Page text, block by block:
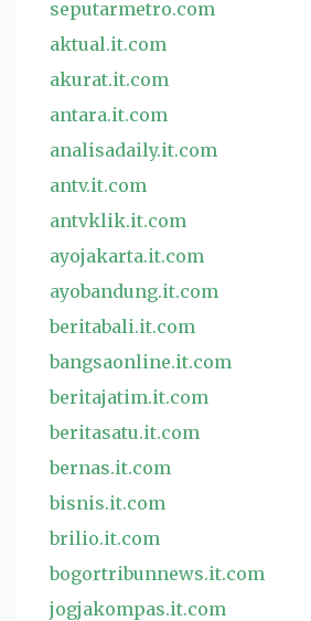
seputarmetro.com
aktual.it.com
akurat.it.com
antara.it.com
analisadaily.it.com
antv.it.com
antvklik.it.com
ayojakarta.it.com
ayobandung.it.com
beritabali.it.com
bangsaonline.it.com
beritajatim.it.com
beritasatu.it.com
bernas.it.com
bisnis.it.com
brilio.it.com
bogortribunnews.it.com
jogjakompas.it.com